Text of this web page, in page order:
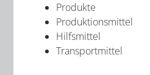
Produkte
Produktionsmittel
Hilfsmittel
Transportmittel